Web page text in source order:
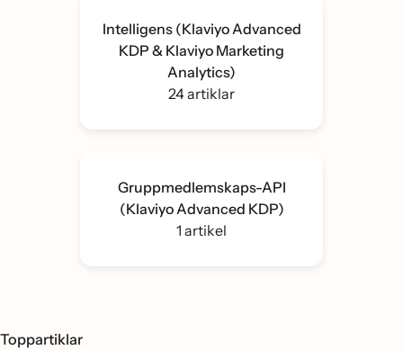
Intelligens (Klaviyo Advanced
KDP & Klaviyo Marketing
Analytics)
24 artiklar
Gruppmedlemskaps-API
(Klaviyo Advanced KDP)
1 artikel
Toppartiklar